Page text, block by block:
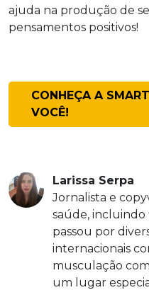
ajuda na produção de
pensamentos positivos!
CONHEÇA A
VOCÊ!
Larissa Serpa
Jornalista e
saúde, incluindo
passou por
internacionais
musculação
um lugar